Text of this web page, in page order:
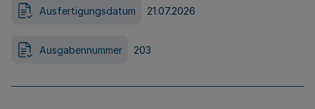
Ausfertigungsdatum 21.07.2026
Ausgabennummer 203